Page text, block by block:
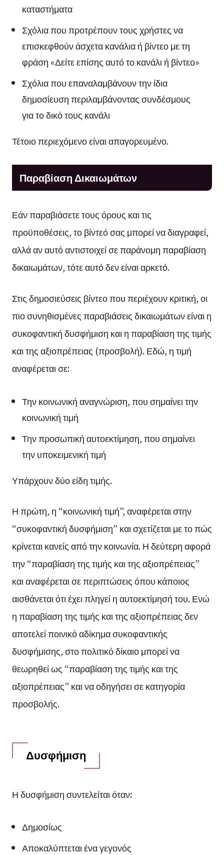
καταστήματα
Σχόλια που προτρέπουν τους χρήστες να
επισκεφθούν άσχετα κανάλια ή βίντεο με τη
φράση «Δείτε επίσης αυτό το κανάλι ή βίντεο»
Σχόλια που επαναλαμβάνουν την ίδια
δημοσίευση περιλαμβάνοντας συνδέσμους
για το δικό τους κανάλι
Τέτοιο περιεχόμενο είναι απαγορευμένο.
Παραβίαση Δικαιωμάτων
Εάν παραβιάσετε τους όρους και τις
προϋποθέσεις, το βίντεό σας μπορεί να διαγραφεί,
αλλά αν αυτό αντιστοιχεί σε παράνομη παραβίαση
δικαιωμάτων, τότε αυτό δεν είναι αρκετό.
Στις δημοσιεύσεις βίντεο που περιέχουν κριτική, οι
πιο συνηθισμένες παραβιάσεις δικαιωμάτων είναι η
συκοφαντική δυσφήμιση και η παραβίαση της τιμής
και της αξιοπρέπειας (προσβολή). Εδώ, η τιμή
αναφέρεται σε:
Την κοινωνική αναγνώριση, που σημαίνει την
κοινωνική τιμή
Την προσωπική αυτοεκτίμηση, που σημαίνει
την υποκειμενική τιμή
Υπάρχουν δύο είδη τιμής.
Η πρώτη, η “κοινωνική τιμή”, αναφέρεται στην
“συκοφαντική δυσφήμιση” και σχετίζεται με το πώς
κρίνεται κανείς από την κοινωνία. Η δεύτερη αφορά
την “παραβίαση της τιμής και της αξιοπρέπειας”
και αναφέρεται σε περιπτώσεις όπου κάποιος
αισθάνεται ότι έχει πληγεί η αυτοεκτίμησή του. Ενώ
η παραβίαση της τιμής και της αξιοπρέπειας δεν
αποτελεί ποινικό αδίκημα συκοφαντικής
δυσφήμισης, στο πολιτικό δίκαιο μπορεί να
θεωρηθεί ως “παραβίαση της τιμής και της
αξιοπρέπειας” και να οδηγήσει σε κατηγορία
προσβολής.
Δυσφήμιση
Η δυσφήμιση συντελείται όταν:
Δημοσίως
Αποκαλύπτεται ένα γεγονός